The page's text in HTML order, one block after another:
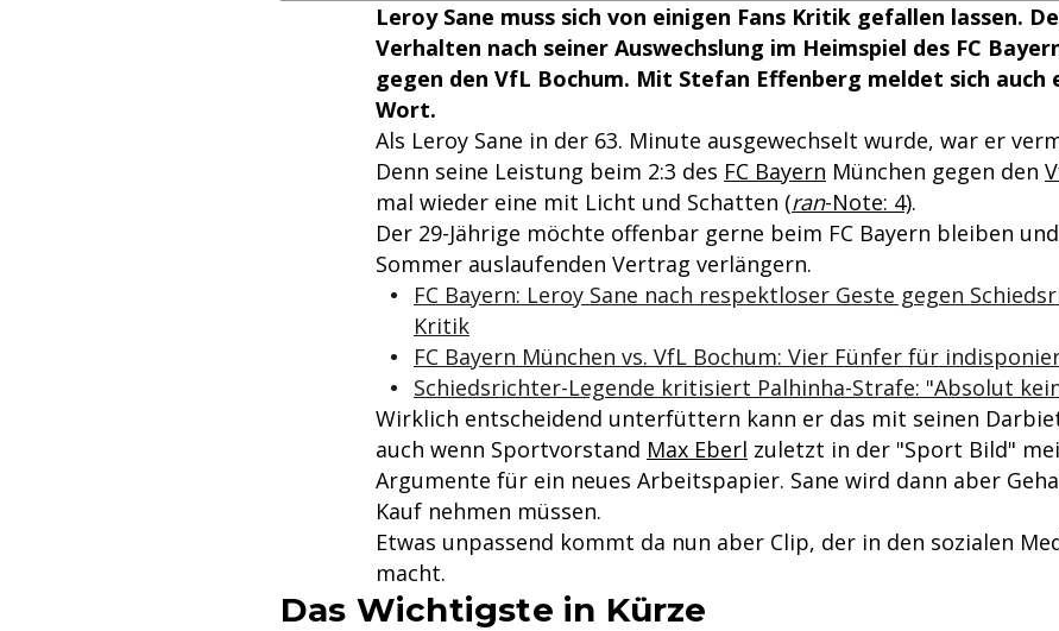
Leroy Sane muss sich von einigen Fans Kritik gefallen lassen.
Verhalten nach seiner Auswechslung im Heimspiel des FC
gegen den VfL Bochum. Mit Stefan Effenberg meldet sich auch
Wort.
Als Leroy Sane in der 63. Minute ausgewechselt wurde, war er
Denn seine Leistung beim 2:3 des FC Bayern München gegen den
mal wieder eine mit Licht und Schatten (ran-Note: 4).
Der 29-Jährige möchte offenbar gerne beim FC Bayern bleiben
Sommer auslaufenden Vertrag verlängern.
FC Bayern: Leroy Sane nach respektloser Geste gegen
Kritik
FC Bayern München vs. VfL Bochum: Vier Fünfer für
Schiedsrichter-Legende kritisiert Palhinha-Strafe: "Absolut
Wirklich entscheidend unterfüttern kann er das mit seinen
auch wenn Sportvorstand Max Eberl zuletzt in der "Sport Bild"
Argumente für ein neues Arbeitspapier. Sane wird dann aber
Kauf nehmen müssen.
Etwas unpassend kommt da nun aber Clip, der in den sozialen
macht.
Das Wichtigste in Kürze